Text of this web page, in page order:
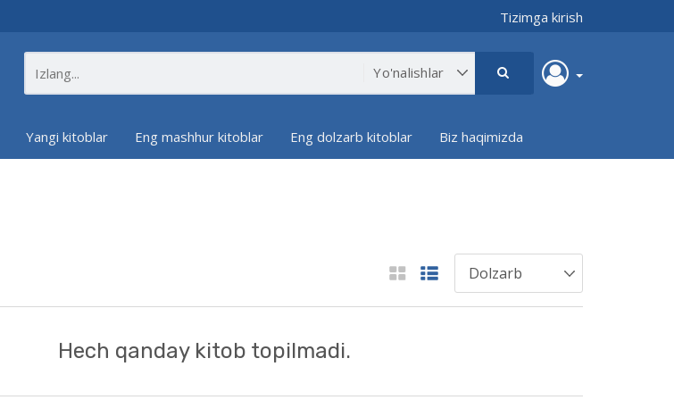
Tizimga kirish
Yangi kitoblar Eng mashhur kitoblar Eng dolzarb kitoblar Biz haqimizda
Hech qanday kitob topilmadi.